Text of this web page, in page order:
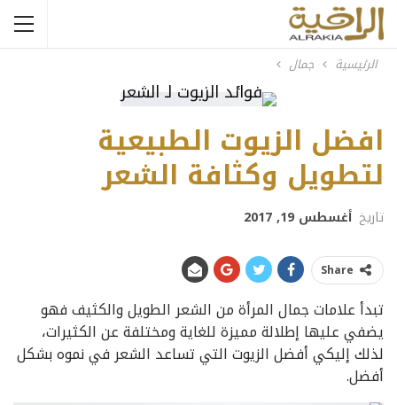
الرئيسية جمال
افضل الزيوت الطبيعية
لتطويل وكثافة الشعر
تاريخ أغسطس 19, 2017
Share
تبدأ علامات جمال المرأة من الشعر الطويل والكثيف فهو
يضفي عليها إطلالة مميزة للغاية ومختلفة عن الكثيرات،
لذلك إليكي أفضل الزيوت التي تساعد الشعر في نموه بشكل
أفضل.